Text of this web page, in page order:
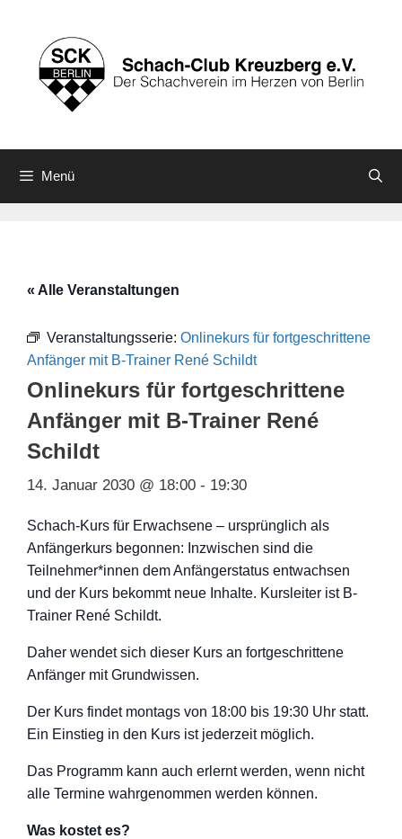
springen
Menü
« Alle Veranstaltungen
Veranstaltungsserie: Onlinekurs für fortgeschrittene
Anfänger mit B-Trainer René Schildt
Onlinekurs für fortgeschrittene
Anfänger mit B-Trainer René
Schildt
14. Januar 2030 @ 18:00 - 19:30
Schach-Kurs für Erwachsene – ursprünglich als
Anfängerkurs begonnen: Inzwischen sind die
Teilnehmer*innen dem Anfängerstatus entwachsen
und der Kurs bekommt neue Inhalte. Kursleiter ist B-
Trainer René Schildt.
Daher wendet sich dieser Kurs an fortgeschrittene
Anfänger mit Grundwissen.
Der Kurs findet montags von 18:00 bis 19:30 Uhr statt.
Ein Einstieg in den Kurs ist jederzeit möglich.
Das Programm kann auch erlernt werden, wenn nicht
alle Termine wahrgenommen werden können.
Was kostet es?